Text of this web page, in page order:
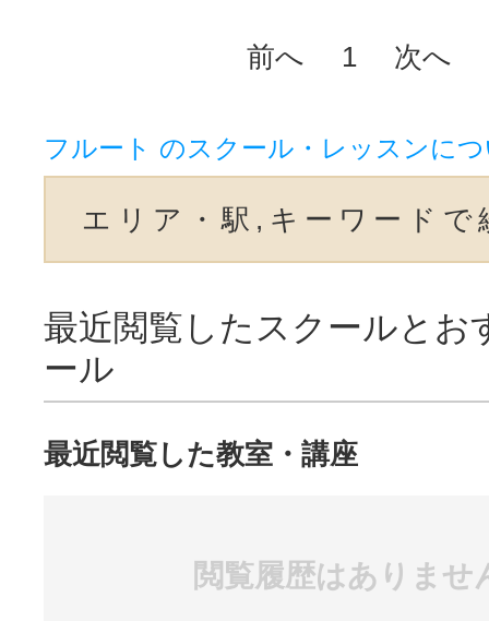
前へ 1 次へ
フルート のスクール・レッスンに
エリア・駅,キーワードで
最近閲覧したスクールとお
ール
最近閲覧した教室・講座
閲覧履歴はありませ